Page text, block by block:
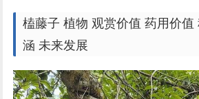
榼藤子 植物 观赏价值 药用价值
涵 未来发展